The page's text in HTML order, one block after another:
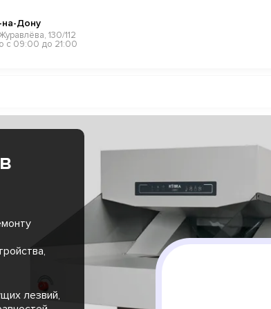
на-Дону
130/112
с 09:00 до 21:00
лезвий,